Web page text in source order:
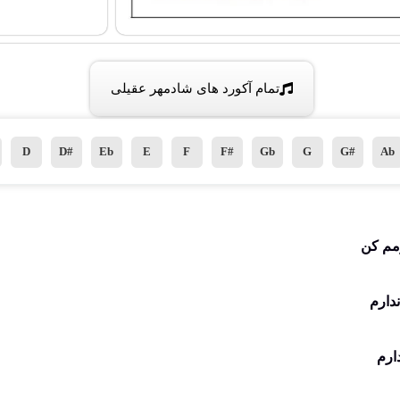
تمام آکورد های شادمهر عقیلی
Ab
G#
G
Gb
F#
F
E
Eb
D#
D
کن